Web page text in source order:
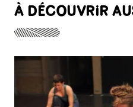
À DÉCOUVRIR